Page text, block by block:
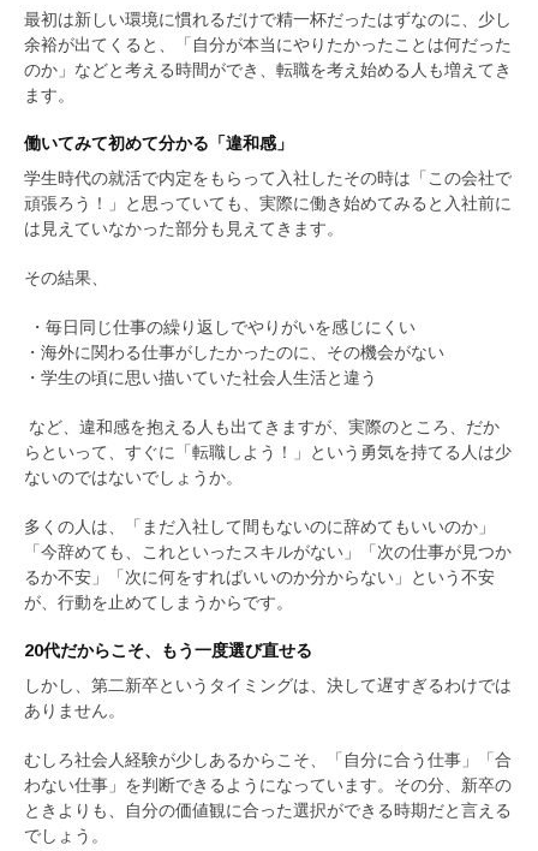
最初は新しい環境に慣れるだけで精一杯だったはずなのに、少し
余裕が出てくると、「自分が本当にやりたかったことは何だった
のか」などと考える時間ができ、転職を考え始める人も増えてき
ます。
働いてみて初めて分かる「違和感」
学生時代の就活で内定をもらって入社したその時は「この会社で
頑張ろう！」と思っていても、実際に働き始めてみると入社前に
は見えていなかった部分も見えてきます。
その結果、
・毎日同じ仕事の繰り返しでやりがいを感じにくい
・海外に関わる仕事がしたかったのに、その機会がない
・学生の頃に思い描いていた社会人生活と違う
など、違和感を抱える人も出てきますが、実際のところ、だか
らといって、すぐに「転職しよう！」という勇気を持てる人は少
ないのではないでしょうか。
多くの人は、「まだ入社して間もないのに辞めてもいいのか」
「今辞めても、これといったスキルがない」「次の仕事が見つか
るか不安」「次に何をすればいいのか分からない」という不安
が、行動を止めてしまうからです。
20代だからこそ、もう一度選び直せる
しかし、第二新卒というタイミングは、決して遅すぎるわけでは
ありません。
むしろ社会人経験が少しあるからこそ、「自分に合う仕事」「合
わない仕事」を判断できるようになっています。その分、新卒の
ときよりも、自分の価値観に合った選択ができる時期だと言える
でしょう。